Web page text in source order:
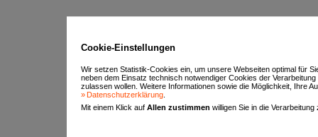
Cookie-Einstellungen
Wir setzen Statistik-Cookies ein, um unsere Webseiten optimal für
neben dem Einsatz technisch notwendiger Cookies der
zulassen wollen. Weitere Informationen sowie die Möglichkeit, Ihre
Datenschutzerklärung
Mit einem Klick auf Allen zustimmen willigen Sie in die